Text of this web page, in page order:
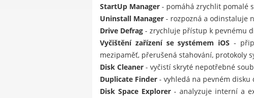
StartUp Manager - pomáhá zrychlit pomalé
Uninstall Manager - rozpozná a odinstaluje
Drive Defrag - zrychluje přístup k pevnému
Vyčištění zařízení se systémem iOS -
mezipaměť, přerušená stahování, protokoly
Disk Cleaner - vyčistí skryté nepotřebné
Duplicate Finder - vyhledá na pevném disku
Disk Space Explorer- analyzuje interní a